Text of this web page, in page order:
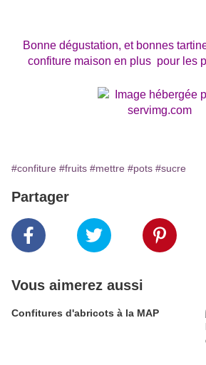
Bonne dégustation, et bonnes
confiture maison en plus pour les
#confiture #fruits #mettre #pots #sucre
Partager
Vous aimerez aussi
Confitures d'abricots à la MAP